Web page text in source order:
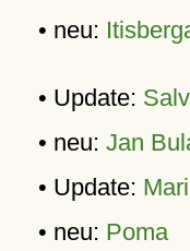
• neu:
• Update:
• neu: Jan
• Update:
• neu: Poma